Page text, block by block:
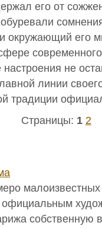
его от
окружающий его
не
линии
традиции
Страницы: 1 2
малоизвестных
официальным
собственную